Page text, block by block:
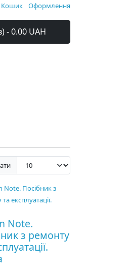
Кошик Оформлення
- 0.00 UAH
Note.
з ремонту